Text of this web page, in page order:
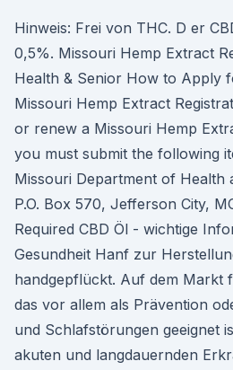
Hinweis: Frei von THC. D er
0,5%. Missouri Hemp Extract
Health & Senior How to Apply
Missouri Hemp Extract
or renew a Missouri Hemp
you must submit the following
Missouri Department of Health
P.O. Box 570, Jefferson City,
Required CBD Öl - wichtige
Gesundheit Hanf zur
handgepflückt. Auf dem Markt
das vor allem als Prävention
und Schlafstörungen geeignet
akuten und langdauernden